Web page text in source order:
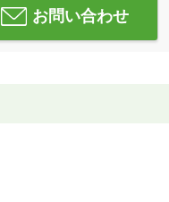
お問い合わせ